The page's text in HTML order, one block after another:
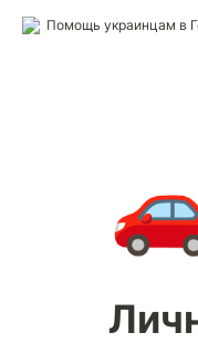
Помощь украинцам в